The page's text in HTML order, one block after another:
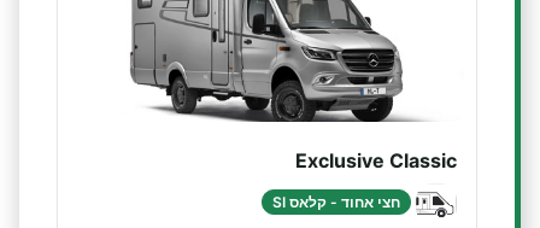
Exclusive Classic
חצי אחוד - קלאס SI